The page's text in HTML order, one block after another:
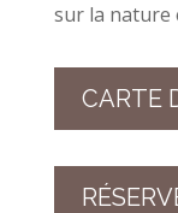
sur la nature
CARTE